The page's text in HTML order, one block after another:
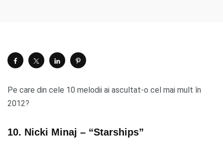
Pe care din cele 10 melodii ai ascultat-o cel mai mult în
2012?
10. Nicki Minaj – “Starships”